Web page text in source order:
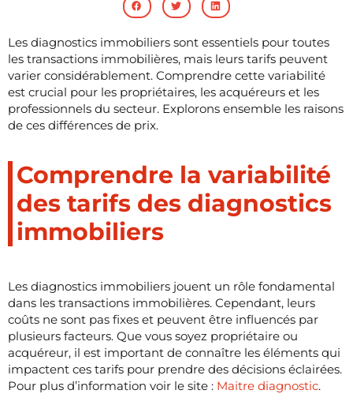
Les diagnostics immobiliers sont essentiels pour toutes
les transactions immobilières, mais leurs tarifs peuvent
varier considérablement. Comprendre cette variabilité
est crucial pour les propriétaires, les acquéreurs et les
professionnels du secteur. Explorons ensemble les raisons
de ces différences de prix.
Comprendre la variabilité
des tarifs des diagnostics
immobiliers
Les diagnostics immobiliers jouent un rôle fondamental
dans les transactions immobilières. Cependant, leurs
coûts ne sont pas fixes et peuvent être influencés par
plusieurs facteurs. Que vous soyez propriétaire ou
acquéreur, il est important de connaître les éléments qui
impactent ces tarifs pour prendre des décisions éclairées.
Pour plus d’information voir le site : Maitre diagnostic.